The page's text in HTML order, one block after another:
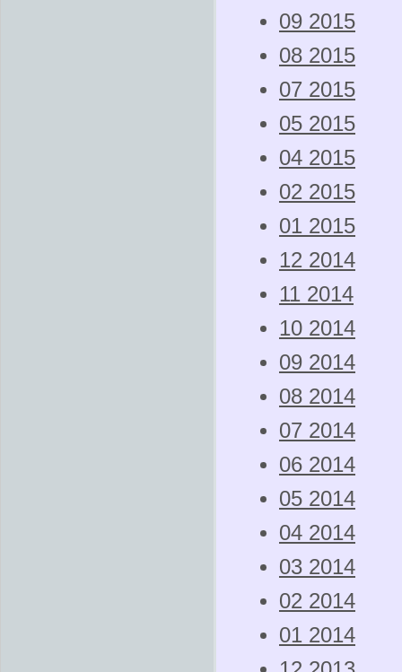
09 2015
08 2015
07 2015
05 2015
04 2015
02 2015
01 2015
12 2014
11 2014
10 2014
09 2014
08 2014
07 2014
06 2014
05 2014
04 2014
03 2014
02 2014
01 2014